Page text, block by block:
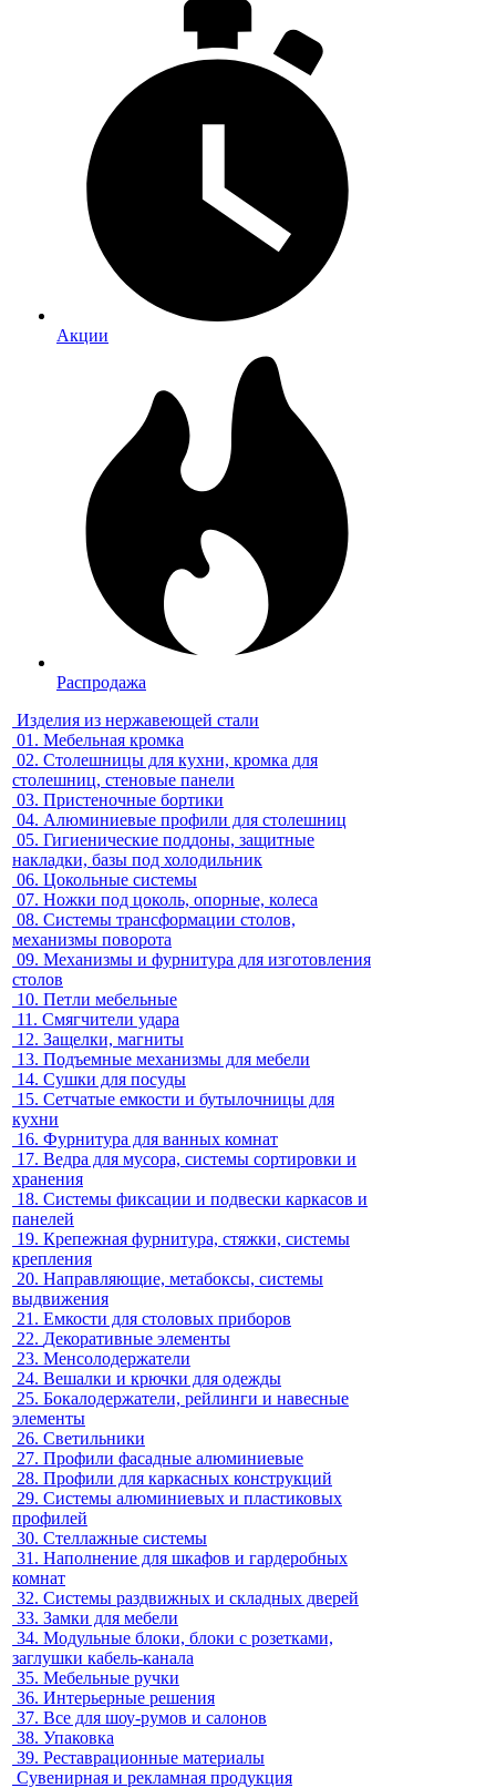
Акции
Распродажа
Изделия из нержавеющей стали
01. Мебельная кромка
02. Столешницы для кухни, кромка для
столешниц, стеновые панели
03. Пристеночные бортики
04. Алюминиевые профили для столешниц
05. Гигиенические поддоны, защитные
накладки, базы под холодильник
06. Цокольные системы
07. Ножки под цоколь, опорные, колеса
08. Системы трансформации столов,
механизмы поворота
09. Механизмы и фурнитура для изготовления
столов
10. Петли мебельные
11. Смягчители удара
12. Защелки, магниты
13. Подъемные механизмы для мебели
14. Сушки для посуды
15. Сетчатые емкости и бутылочницы для
кухни
16. Фурнитура для ванных комнат
17. Ведра для мусора, системы сортировки и
хранения
18. Системы фиксации и подвески каркасов и
панелей
19. Крепежная фурнитура, стяжки, системы
крепления
20. Направляющие, метабоксы, системы
выдвижения
21. Емкости для столовых приборов
22. Декоративные элементы
23. Менсолодержатели
24. Вешалки и крючки для одежды
25. Бокалодержатели, рейлинги и навесные
элементы
26. Светильники
27. Профили фасадные алюминиевые
28. Профили для каркасных конструкций
29. Системы алюминиевых и пластиковых
профилей
30. Стеллажные системы
31. Наполнение для шкафов и гардеробных
комнат
32. Системы раздвижных и складных дверей
33. Замки для мебели
34. Модульные блоки, блоки с розетками,
заглушки кабель-канала
35. Мебельные ручки
36. Интерьерные решения
37. Все для шоу-румов и салонов
38. Упаковка
39. Реставрационные материалы
Сувенирная и рекламная продукция